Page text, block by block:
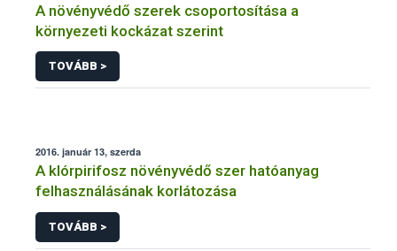
A növényvédő szerek csoportosítása a
környezeti kockázat szerint
TOVÁBB >
2016. január 13, szerda
A klórpirifosz növényvédő szer hatóanyag
felhasználásának korlátozása
TOVÁBB >